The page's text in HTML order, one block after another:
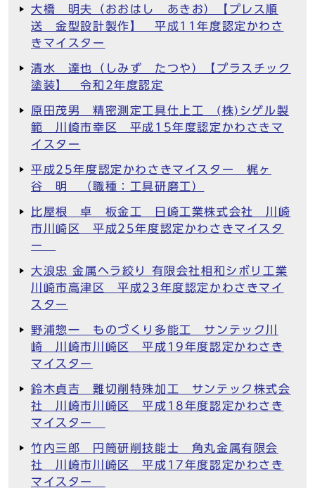
大橋 明夫（おおはし あきお）【プレス順
送 金型設計製作】 平成11年度認定かわさ
きマイスター
清水 達也（しみず たつや）【プラスチック
塗装】 令和2年度認定
原田茂男 精密測定工具仕上工 (株)シゲル製
範 川崎市幸区 平成15年度認定かわさきマ
イスター
平成25年度認定かわさきマイスター 梶ヶ
谷 明 （職種：工具研磨工）
比屋根 卓 板金工 日崎工業株式会社 川崎
市川崎区 平成25年度認定かわさきマイスタ
ー
大浪忠 金属ヘラ絞り 有限会社相和シボリ工業
川崎市高津区 平成23年度認定かわさきマイ
スター
野浦惣一 ものづくり多能工 サンテック川
崎 川崎市川崎区 平成19年度認定かわさき
マイスター
鈴木貞吉 難切削特殊加工 サンテック株式会
社 川崎市川崎区 平成18年度認定かわさき
マイスター
竹内三郎 円筒研削技能士 角丸金属有限会
社 川崎市川崎区 平成17年度認定かわさき
マイスター